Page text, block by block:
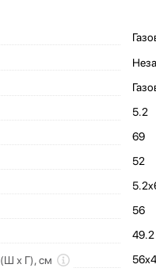
5.2
69
52
56
49.2
(Ш х Г), см